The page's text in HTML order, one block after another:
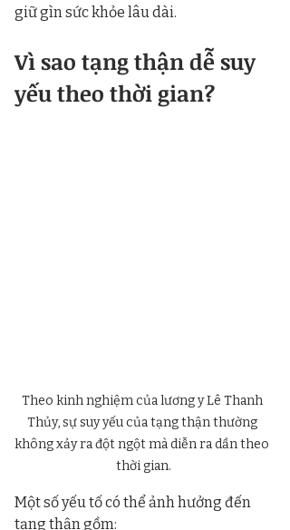
giữ gìn sức khỏe lâu dài.
Vì sao tạng thận dễ suy
yếu theo thời gian?
Theo kinh nghiệm của lương y Lê Thanh
Thủy, sự suy yếu của tạng thận thường
không xảy ra đột ngột mà diễn ra dần theo
thời gian.
Một số yếu tố có thể ảnh hưởng đến
tạng thận gồm: